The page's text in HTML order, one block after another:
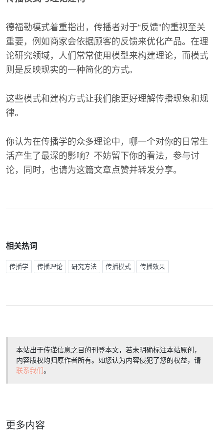
德福勒模式着重指出，传播者对于“反馈”的重视至关
重要，例如商家会依据顾客的反馈来优化产品。在理
论研究领域，人们常常使用模型来构建理论，而模式
则是反映现实的一种简化的方式。
这些模式和建构方式让我们能更好理解传播现象和规
律。
你认为在传播学的众多理论中，哪一个对你的日常生
活产生了最深的影响？不妨留下你的看法，参与讨
论，同时，也请为这篇文章点赞并转发分享。
相关热词
传播学 传播理论 研究方法 传播模式 传播效果
本站出于传递信息之目的刊登本文，若未明确标注本站原创，
内容版权均归原作者所有。如您认为内容侵犯了您的权益，请
联系我们。
更多内容